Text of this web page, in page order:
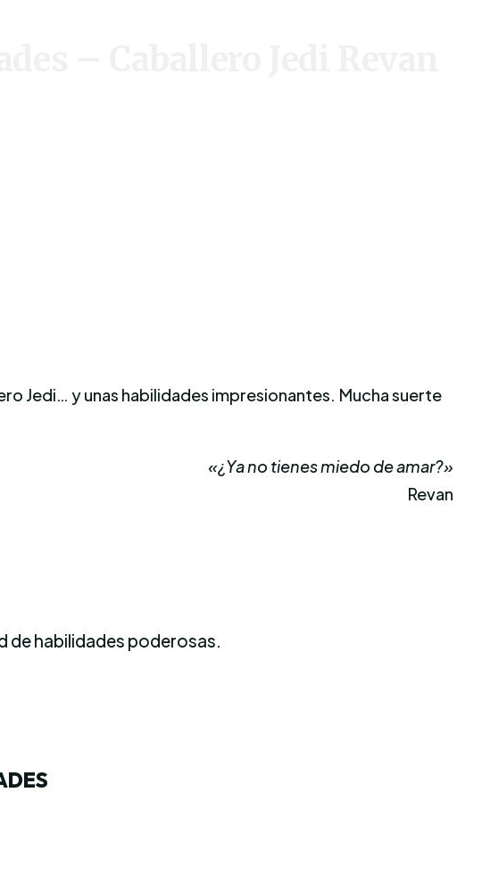
Jedi… y unas habilidades impresionantes. Mucha suerte
«¿Ya no tienes miedo de amar?»
Revan
de habilidades poderosas.